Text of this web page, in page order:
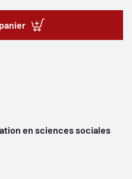
en sciences sociales